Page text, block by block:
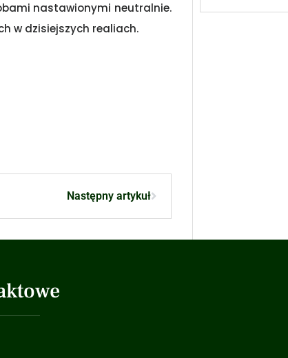
nastawionymi neutralnie.
w dzisiejszych realiach.
Następny artykuł